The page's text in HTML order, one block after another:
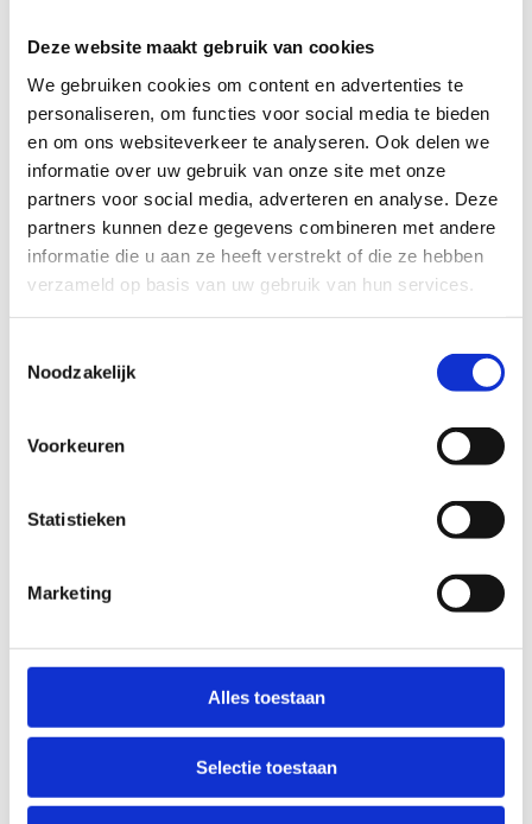
Deze website maakt gebruik van cookies
We gebruiken cookies om content en advertenties te
personaliseren, om functies voor social media te bieden
en om ons websiteverkeer te analyseren. Ook delen we
informatie over uw gebruik van onze site met onze
partners voor social media, adverteren en analyse. Deze
partners kunnen deze gegevens combineren met andere
informatie die u aan ze heeft verstrekt of die ze hebben
verzameld op basis van uw gebruik van hun services.
Noodzakelijk
Voorkeuren
Statistieken
Marketing
Alles toestaan
Selectie toestaan
Breedte
5 cm
Kleur
Roze
Maat
5 cm x 31,5 meter
Soort
Kinesiotape
Rekbaarheid
140 tot 150%
Hechtingstijd
6-9 DAGEN
Biologisch afbreekbaar
Nee
Op voorraad
Ja
Stel een vraag
Wij nemen binnen 24 uur contact met je op via de e-mail of telefoon.
We gebruiken je informatie alleen om met jou in contact te komen.
Naam
Bedrijfsnaam optioneel
E-mailadres